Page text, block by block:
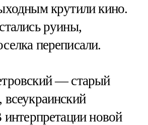
крутили кино.
руины,
переписали.
— старый
интерпретации новой